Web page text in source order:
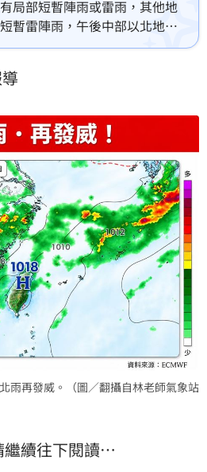
局部短暫陣雨或雷雨，其他地
暫雷陣雨，午後中部以北地區
部大雨發生的機率，清晨至上
雨再發威。（圖／翻攝自林老師氣象站
繼續往下閱讀…